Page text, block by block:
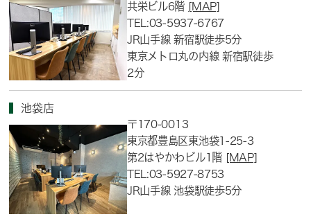
共栄ビル6階 [MAP]
TEL:03-5937-6767
JR山手線 新宿駅徒歩5分
東京メトロ丸の内線 新宿駅徒歩
2分
池袋店
〒170-0013
東京都豊島区東池袋1-25-3
第2はやかわビル1階 [MAP]
TEL:03-5927-8753
JR山手線 池袋駅徒歩5分